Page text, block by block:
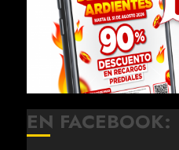
EN FACEBOOK: